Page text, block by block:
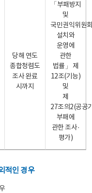
당해 연도
종합청렴도
조사 완료
시까지
「부패방지
및
국민권익위원
설치와
운영에
관한
법률」 제
12조(기능)
및
제
27조의2(공공
부패에
관한 조사·
평가)
적인 경우